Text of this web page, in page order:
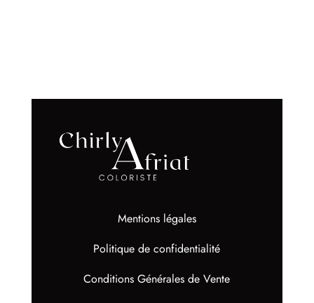
Mentions légales
Politique de confidentialité
Conditions Générales de Vente